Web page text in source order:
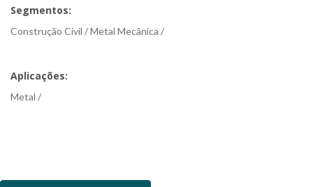
Segmentos:
Construção Civil / Metal Mecânica /
Aplicações:
Metal /